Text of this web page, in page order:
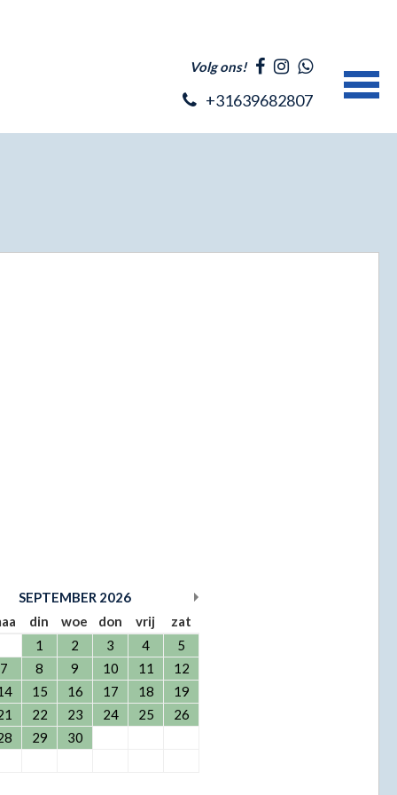
Volg ons!
+31639682807
SEPTEMBER 2026
din woe don vrij
zat
1
2 3 4
5
7 8 9 10 11
12
15 16 17 18
19
22 23 24 25
26
29 30